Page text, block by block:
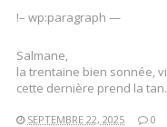
!– wp:paragraph —
Salmane,
la trentaine bien sonnée,
cette dernière prend la
SEPTEMBRE 22, 2025 0